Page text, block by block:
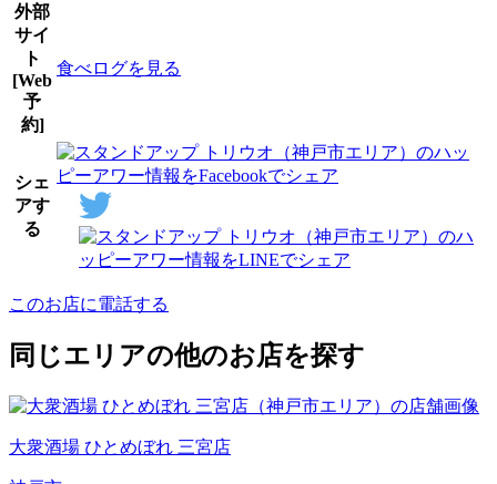
外部
サイ
ト
[Web
予
約]
食べログを見る
シェ
アす
る
このお店に電話する
同じエリアの他のお店を探す
大衆酒場 ひとめぼれ 三宮店